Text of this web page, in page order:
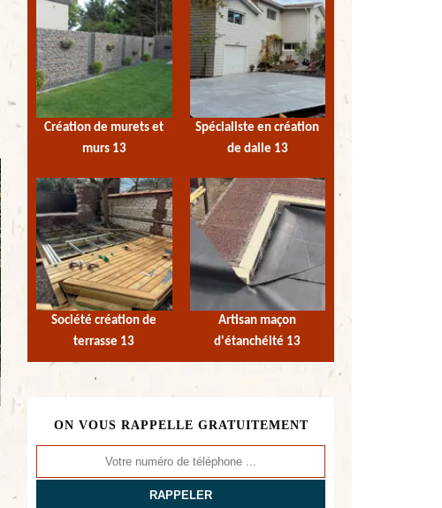
Création de murets et
murs 13
Spécialiste en création
de dalle 13
Société création de
terrasse 13
Artisan maçon
d'étanchéité 13
ON VOUS RAPPELLE GRATUITEMENT